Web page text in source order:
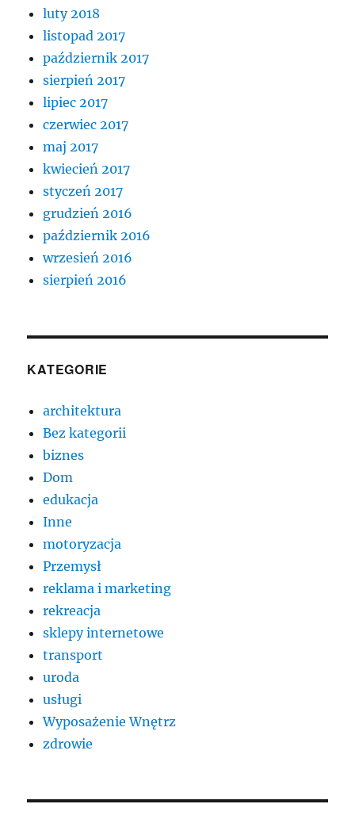
luty 2018
listopad 2017
październik 2017
sierpień 2017
lipiec 2017
czerwiec 2017
maj 2017
kwiecień 2017
styczeń 2017
grudzień 2016
październik 2016
wrzesień 2016
sierpień 2016
KATEGORIE
architektura
Bez kategorii
biznes
Dom
edukacja
Inne
motoryzacja
Przemysł
reklama i marketing
rekreacja
sklepy internetowe
transport
uroda
usługi
Wyposażenie Wnętrz
zdrowie